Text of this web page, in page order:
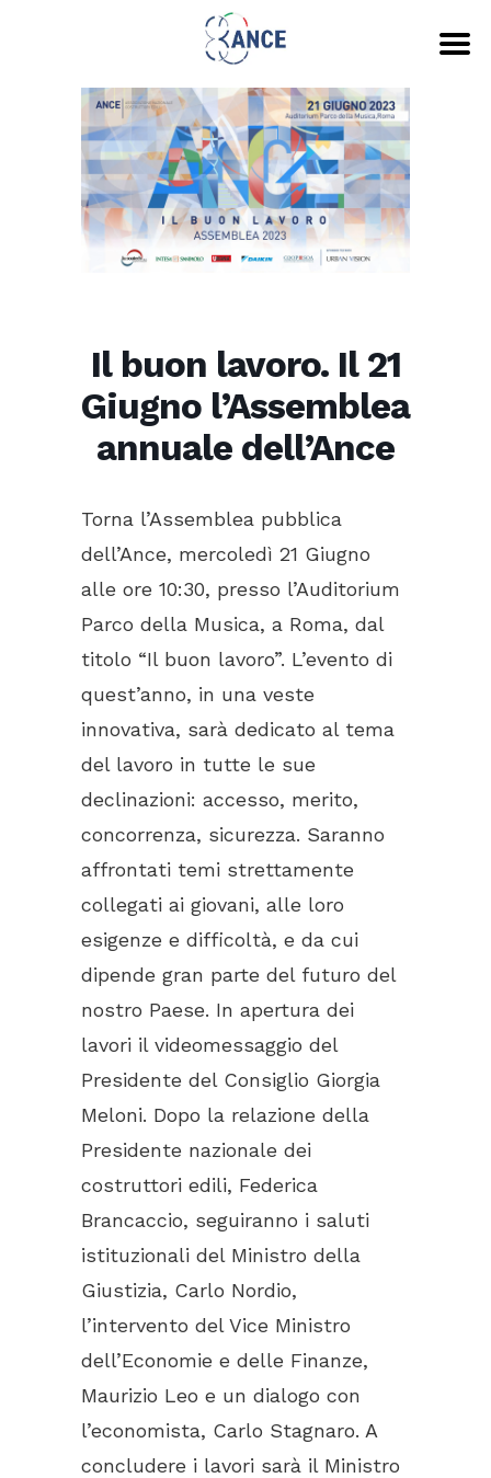
Il buon lavoro. Il 21
Giugno l’Assemblea
annuale dell’Ance
Torna l’Assemblea pubblica
dell’Ance, mercoledì 21 Giugno
alle ore 10:30, presso l’Auditorium
Parco della Musica, a Roma, dal
titolo “Il buon lavoro”. L’evento di
quest’anno, in una veste
innovativa, sarà dedicato al tema
del lavoro in tutte le sue
declinazioni: accesso, merito,
concorrenza, sicurezza. Saranno
affrontati temi strettamente
collegati ai giovani, alle loro
esigenze e difficoltà, e da cui
dipende gran parte del futuro del
nostro Paese. In apertura dei
lavori il videomessaggio del
Presidente del Consiglio Giorgia
Meloni. Dopo la relazione della
Presidente nazionale dei
costruttori edili, Federica
Brancaccio, seguiranno i saluti
istituzionali del Ministro della
Giustizia, Carlo Nordio,
l’intervento del Vice Ministro
dell’Economie e delle Finanze,
Maurizio Leo e un dialogo con
l’economista, Carlo Stagnaro. A
concludere i lavori sarà il Ministro